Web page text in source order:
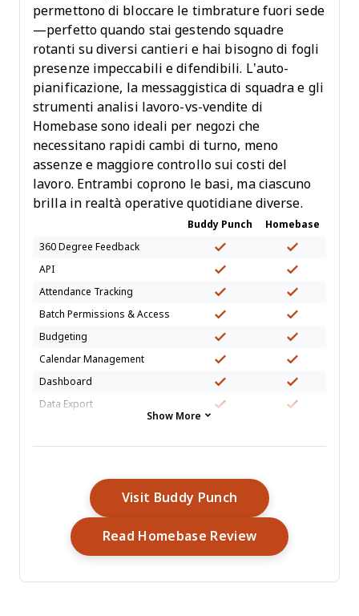
permettono di bloccare le timbrature fuori sede
—perfetto quando stai gestendo squadre
rotanti su diversi cantieri e hai bisogno di fogli
presenze impeccabili e difendibili. L’auto-
pianificazione, la messaggistica di squadra e gli
strumenti analisi lavoro-vs-vendite di
Homebase sono ideali per negozi che
necessitano rapidi cambi di turno, meno
assenze e maggiore controllo sui costi del
lavoro. Entrambi coprono le basi, ma ciascuno
brilla in realtà operative quotidiane diverse.
Buddy Punch
Homebase
360 Degree Feedback
API
Attendance Tracking
Batch Permissions & Access
Budgeting
Calendar Management
Dashboard
Data Export
Data Visualization
Employee Engagement
Employee Onboarding
External Integrations
Forecasting
Show More
Visit Buddy Punch Opens New
Read Homebase ReviewOpens New